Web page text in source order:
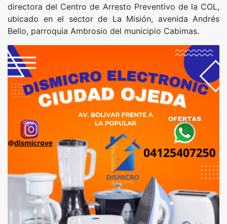
directora del Centro de Arresto Preventivo de la COL,
ubicado en el sector de La Misión, avenida Andrés
Bello, parroquia Ambrosio del municipio Cabimas.